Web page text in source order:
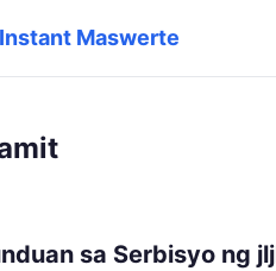
Maswerte
sa Serbisyo ng